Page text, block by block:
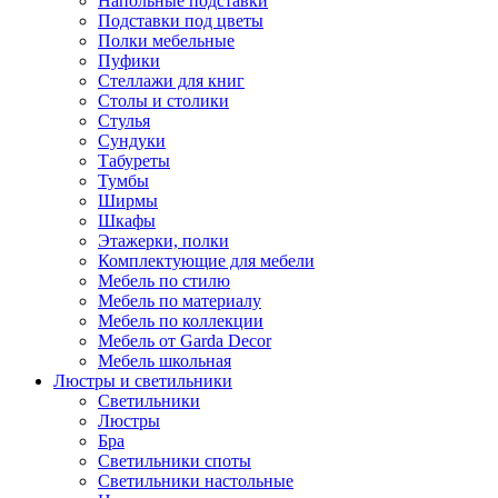
Подставки под цветы
Полки мебельные
Пуфики
Стеллажи для книг
Столы и столики
Стулья
Сундуки
Табуреты
Тумбы
Ширмы
Шкафы
Этажерки, полки
Комплектующие для мебели
Мебель по стилю
Мебель по материалу
Мебель по коллекции
Мебель от Garda Decor
Мебель школьная
Люстры и светильники
Светильники
Люстры
Бра
Светильники споты
Светильники настольные